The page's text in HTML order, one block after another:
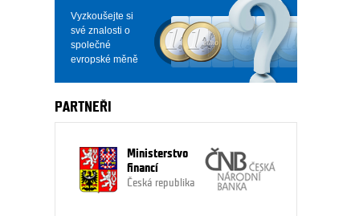
Vyzkoušejte si
své znalosti o
společné
evropské měně
PARTNEŘI
Ministerstvo
financí
Česká republika